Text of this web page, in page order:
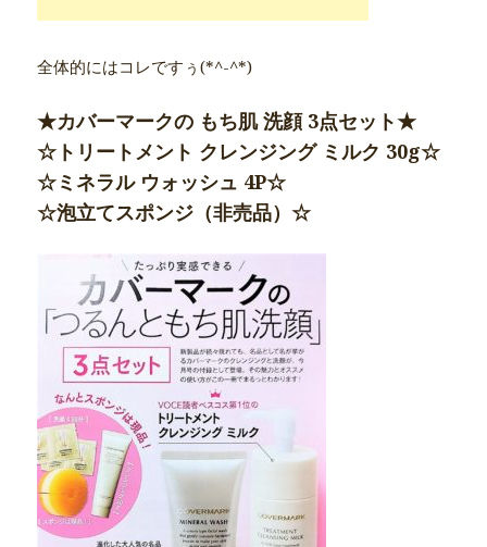
全体的にはコレですぅ(*^-^*)
★カバーマークの もち肌 洗顔 3点セット★
☆トリートメント クレンジング ミルク 30g☆
☆ミネラル ウォッシュ 4P☆
☆泡立てスポンジ（非売品）☆